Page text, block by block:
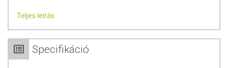
molibdén, jód (a szöveg felsorolja a konkrét vegyületeket is)
borkősav, tisztított víz, kálium-nátrium-tartarát-tetrahidrát,
glicin (amino ecetsav), kénsav, glicerin, nátrium-edetát
**Tárolás:** Száraz, hűvös, napfénytől védett helyen.
Teljes leírás
Specifikáció